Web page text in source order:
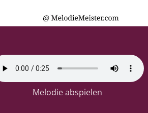
Melodie abspielen